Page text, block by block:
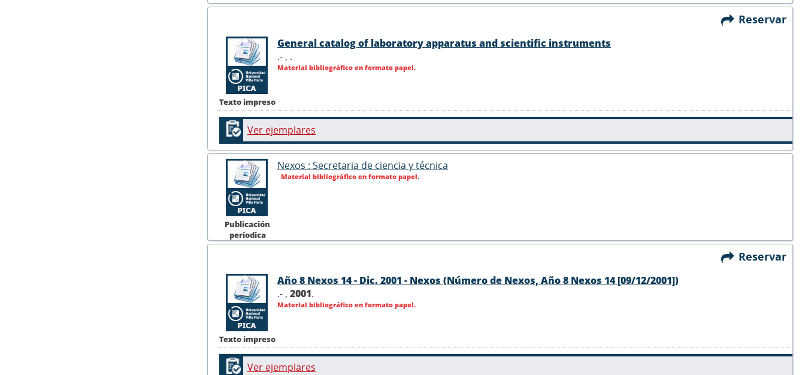
Reservar
Texto impreso
General catalog of laboratory apparatus and scientific instruments
.- , .
Material bibliográfico en formato papel.
Ver ejemplares
Publicación
períodica
Nexos : Secretaria de ciencia y técnica
Material bibliográfico en formato papel.
Reservar
Texto impreso
Año 8 Nexos 14 - Dic. 2001 - Nexos (Número de Nexos, Año 8 Nexos 14 [09/12/2001])
.- , 2001.
Material bibliográfico en formato papel.
Ver ejemplares